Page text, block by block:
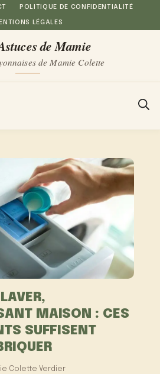
POLITIQUE DE CONFIDENTIALITÉ
LÉGALES
de Mamie
de Mamie Colette
MAISON : CES
SUFFISENT
Colette Verdier